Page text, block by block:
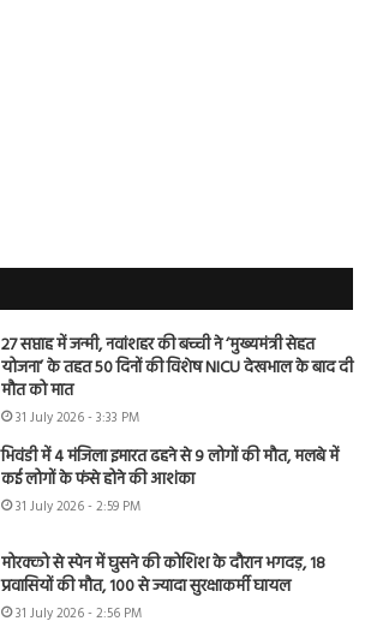
27 सप्ताह में जन्मी, नवांशहर की बच्ची ने ‘मुख्यमंत्री सेहत
योजना’ के तहत 50 दिनों की विशेष NICU देखभाल के बाद दी
मौत को मात
31 July 2026 - 3:33 PM
भिवंडी में 4 मंजिला इमारत ढहने से 9 लोगों की मौत, मलबे में
कई लोगों के फंसे होने की आशंका
31 July 2026 - 2:59 PM
मोरक्को से स्पेन में घुसने की कोशिश के दौरान भगदड़, 18
प्रवासियों की मौत, 100 से ज्यादा सुरक्षाकर्मी घायल
31 July 2026 - 2:56 PM